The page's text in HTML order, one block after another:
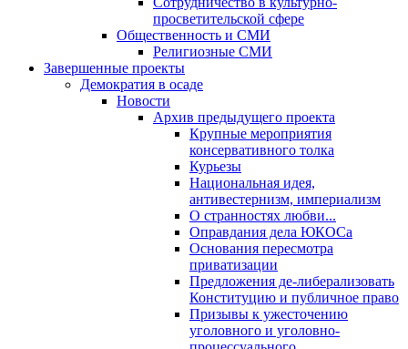
просветительской сфере
Общественность и СМИ
Религиозные СМИ
Завершенные проекты
Демократия в осаде
Новости
Архив предыдущего проекта
Крупные мероприятия
консервативного толка
Курьезы
Национальная идея,
антивестернизм, империализм
О странностях любви...
Оправдания дела ЮКОСа
Основания пересмотра
приватизации
Предложения де-либерализовать
Конституцию и публичное право
Призывы к ужесточению
уголовного и уголовно-